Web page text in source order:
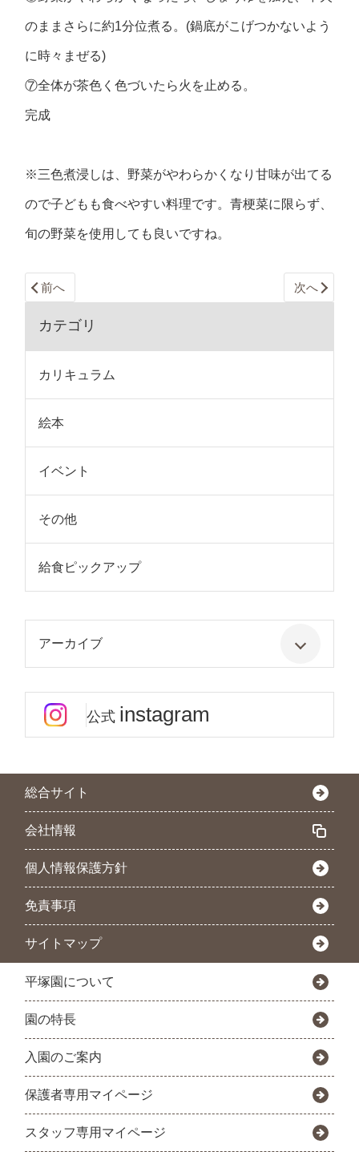
のままさらに約1分位煮る。(鍋底がこげつかないよう
に時々まぜる)
⑦全体が茶色く色づいたら火を止める。
完成
※三色煮浸しは、野菜がやわらかくなり甘味が出てる
ので子どもも食べやすい料理です。青梗菜に限らず、
旬の野菜を使用しても良いですね。
前へ 次へ
カテゴリ
カリキュラム
絵本
イベント
その他
給食ピックアップ
アーカイブ
公式 instagram
総合サイト
会社情報
個人情報保護方針
免責事項
サイトマップ
平塚園について
園の特長
入園のご案内
保護者専用マイページ
スタッフ専用マイページ